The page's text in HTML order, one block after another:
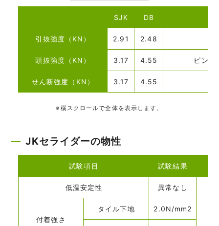
SJK DB
引抜強度（KN） 2.91 2.48
頭抜強度（KN） 3.17 4.55 ピン抜
せん断強度（KN） 3.17 4.55
※横スクロールで全体を表示します。
JKセライダーの物性
試験項目 試験結果
低温安定性 異常なし
付着強さ
タイル下地 2.0N/mm2